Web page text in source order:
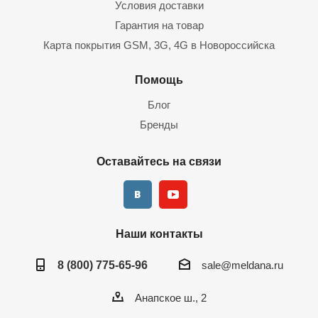
Условия доставки
Гарантия на товар
Карта покрытия GSM, 3G, 4G в Новороссийска
Помощь
Блог
Бренды
Оставайтесь на связи
Наши контакты
8 (800) 775-65-96 sale@meldana.ru
Анапское ш., 2